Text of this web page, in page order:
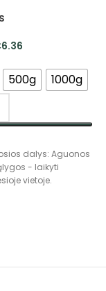
6.36
500g 1000g
dalys: Aguonos
- laikyti
vietoje.